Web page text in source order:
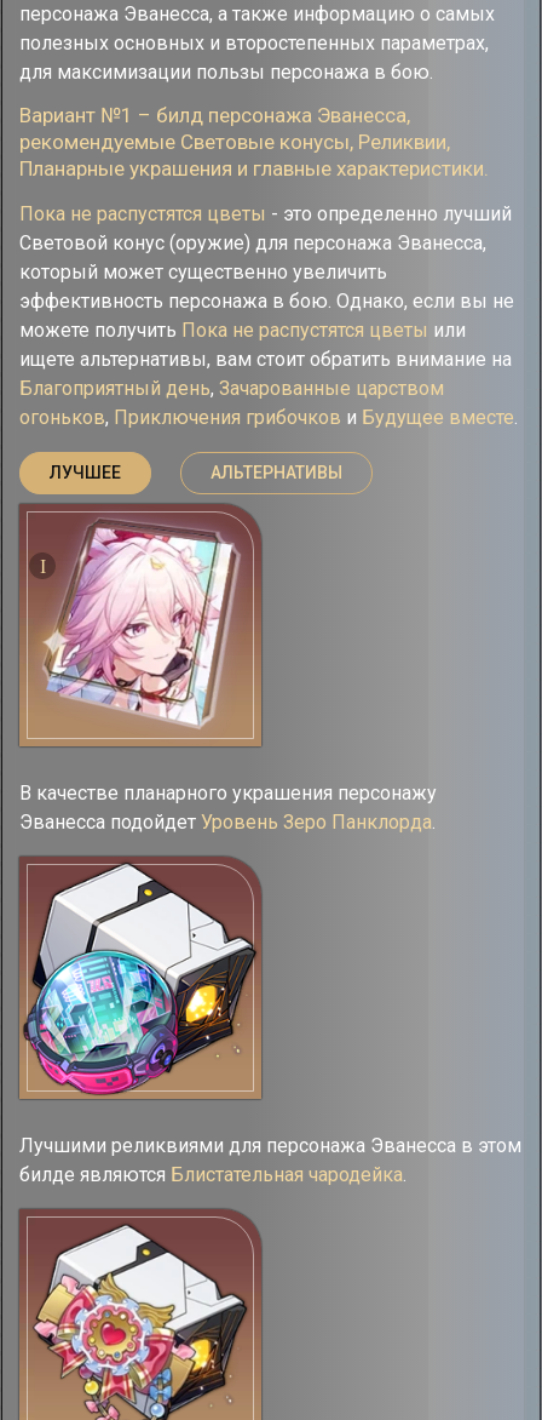
персонажа Эванесса, а также информацию о самых
полезных основных и второстепенных параметрах,
для максимизации пользы персонажа в бою.
Вариант №1 – билд персонажа Эванесса,
рекомендуемые Cветовые конусы, Реликвии,
Планарные украшения и главные характеристики.
Пока не распустятся цветы - это определенно лучший
Световой конус (оружие) для персонажа Эванесса,
который может существенно увеличить
эффективность персонажа в бою. Однако, если вы не
можете получить Пока не распустятся цветы или
ищете альтернативы, вам стоит обратить внимание на
Благоприятный день, Зачарованные царством
огоньков, Приключения грибочков и Будущее вместе.
ЛУЧШЕЕ АЛЬТЕРНАТИВЫ
I
В качестве планарного украшения персонажу
Эванесса подойдет Уровень Зеро Панклорда.
Лучшими реликвиями для персонажа Эванесса в этом
билде являются Блистательная чародейка.